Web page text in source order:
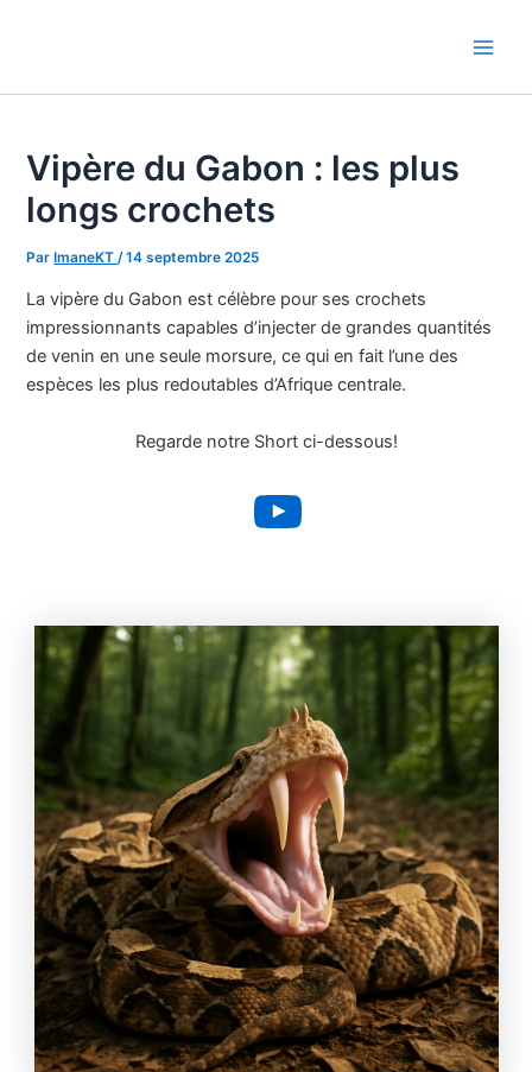
Vipère du Gabon : les plus
longs crochets
ParImaneKT /14 septembre 2025
La vipère du Gabon est célèbre pour ses crochets
impressionnants capables d’injecter de grandes quantités
de venin en une seule morsure, ce qui en fait l’une des
espèces les plus redoutables d’Afrique centrale.
Regarde notre Short ci-dessous!
YouTube